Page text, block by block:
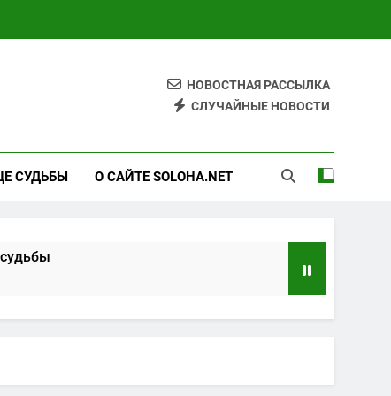
НОВОСТНАЯ РАССЫЛКА
СЛУЧАЙНЫЕ НОВОСТИ
СУДЬБЫ О САЙТЕ SOLOHA.NET